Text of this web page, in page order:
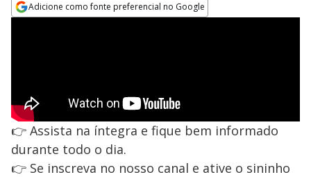
Adicione como fonte preferencial no Google
👉 Assista na íntegra e fique bem informado
durante todo o dia.
👉 Se inscreva no nosso canal e ative o sininho